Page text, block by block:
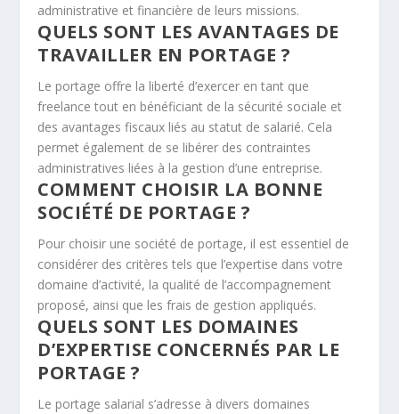
administrative et financière de leurs missions.
QUELS SONT LES AVANTAGES DE
TRAVAILLER EN PORTAGE ?
Le portage offre la liberté d’exercer en tant que
freelance tout en bénéficiant de la sécurité sociale et
des avantages fiscaux liés au statut de salarié. Cela
permet également de se libérer des contraintes
administratives liées à la gestion d’une entreprise.
COMMENT CHOISIR LA BONNE
SOCIÉTÉ DE PORTAGE ?
Pour choisir une société de portage, il est essentiel de
considérer des critères tels que l’expertise dans votre
domaine d’activité, la qualité de l’accompagnement
proposé, ainsi que les frais de gestion appliqués.
QUELS SONT LES DOMAINES
D’EXPERTISE CONCERNÉS PAR LE
PORTAGE ?
Le portage salarial s’adresse à divers domaines